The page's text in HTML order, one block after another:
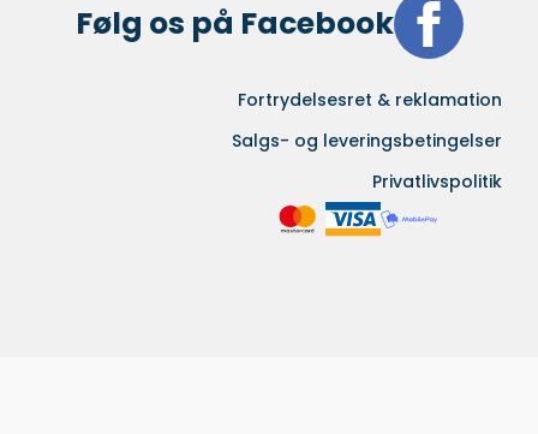
Følg os på Facebook
Fortrydelsesret & reklamation
Salgs- og leveringsbetingelser
Privatlivspolitik